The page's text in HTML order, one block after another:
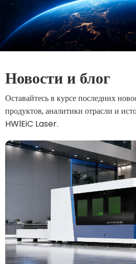
Новости и блог
Оставайтесь в курсе последних
продуктов, аналитики отрасли и
HWlEiC Laser.